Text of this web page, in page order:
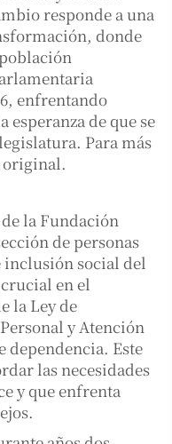
responde a una
donde
enfrentando
de que se
Para más
original.
la Fundación
de personas
inclusión social del
en el
la Ley de
y Atención
dependencia. Este
las necesidades
y que enfrenta